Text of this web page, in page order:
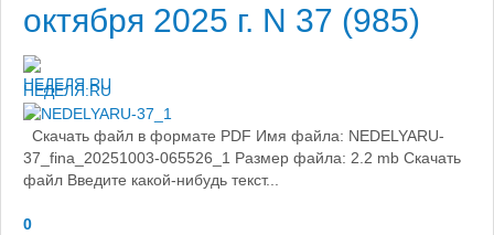
октября 2025 г. N 37 (985)
НЕДЕЛЯ.RU
Скачать файл в формате PDF Имя файла: NEDELYARU-
37_fina_20251003-065526_1 Размер файла: 2.2 mb Скачать
файл Введите какой-нибудь текст...
0